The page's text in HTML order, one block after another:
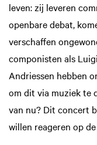
leven: zij leveren
openbare debat,
verschaffen
componisten als
Andriessen hebben
om dit via muziek te
van nu? Dit concert
willen reageren op